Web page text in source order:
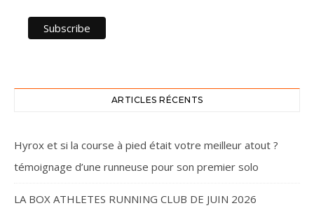
ARTICLES RÉCENTS
Hyrox et si la course à pied était votre meilleur atout ?
témoignage d’une runneuse pour son premier solo
LA BOX ATHLETES RUNNING CLUB DE JUIN 2026